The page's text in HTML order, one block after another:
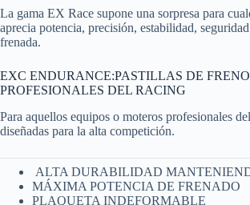
La gama EX Race supone una sorpresa para
aprecia potencia, precisión, estabilidad,
frenada.
EXC ENDURANCE:PASTILLAS DE
PROFESIONALES DEL RACING
Para aquellos equipos o moteros profesionales
diseñadas para la alta competición.
ALTA DURABILIDAD
MÁXIMA POTENCIA DE FRENADO
PLAQUETA INDEFORMABLE